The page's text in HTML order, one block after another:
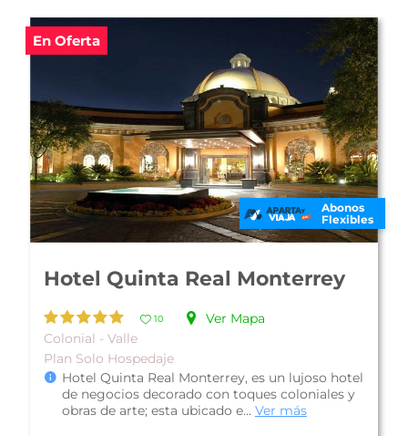
En Oferta
Abonos
Flexibles
Hotel Quinta Real Monterrey
10
Ver Mapa
Colonial - Valle
Plan Solo Hospedaje
Hotel Quinta Real Monterrey, es un lujoso hotel
de negocios decorado con toques coloniales y
obras de arte; esta ubicado e... Ver más